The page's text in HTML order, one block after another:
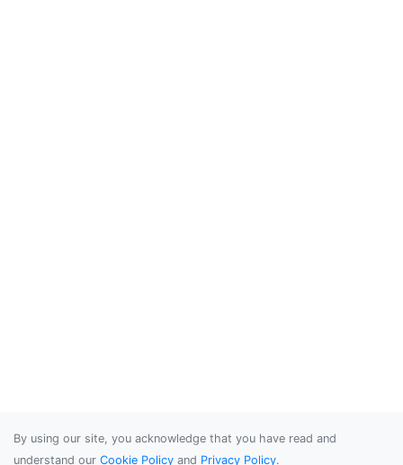
By using our site, you acknowledge that you have read and
understand our Cookie Policy and Privacy Policy.